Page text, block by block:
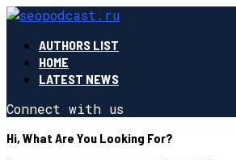
AUTHORS LIST
HOME
LATEST NEWS
Connect with us
Hi, What Are You Looking For?